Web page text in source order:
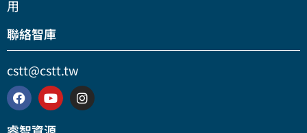
用
聯絡智庫
cstt@cstt.tw